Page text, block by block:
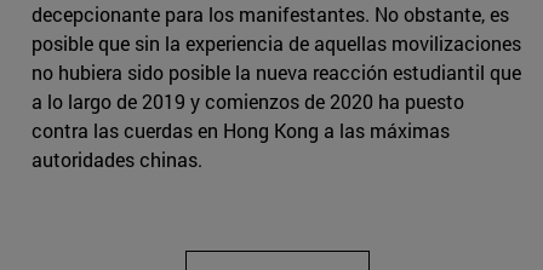
decepcionante para los manifestantes. No obstante, es
posible que sin la experiencia de aquellas movilizaciones
no hubiera sido posible la nueva reacción estudiantil que
a lo largo de 2019 y comienzos de 2020 ha puesto
contra las cuerdas en Hong Kong a las máximas
autoridades chinas.